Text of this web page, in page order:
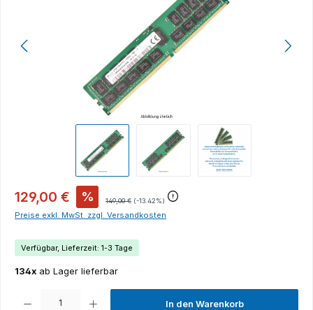
129,00 € % 149,00 € (-13.42%)
Preise exkl. MwSt. zzgl. Versandkosten
Verfügbar, Lieferzeit: 1-3 Tage
134x ab Lager lieferbar
In den Warenkorb